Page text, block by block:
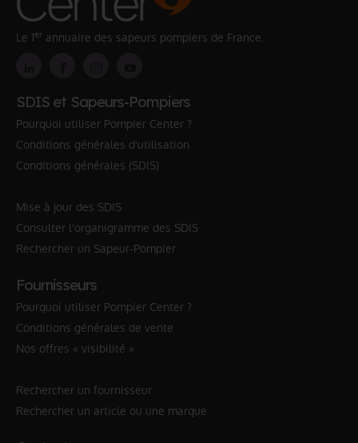
Le 1er annuaire des sapeurs pompiers de France.
SDIS et Sapeurs-Pompiers
Pourquoi utiliser Pompier Center ?
Conditions générales d'utilisation
Conditions générales (SDIS)
Mise à jour des SDIS
Consulter l'organigramme des SDIS
Rechercher un Sapeur-Pompier
Fournisseurs
Pourquoi utiliser Pompier Center ?
Conditions générales de vente
Nos offres « visibilité »
Rechercher un fournisseur
Rechercher un article ou une marque